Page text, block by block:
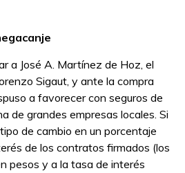
a José A. Martínez de Hoz, el
Sigaut, y ante la compra
a favorecer con seguros de
de grandes empresas locales. Si
de cambio en un porcentaje
de los contratos firmados (los
pesos y a la tasa de interés